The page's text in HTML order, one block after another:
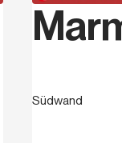
Südwand